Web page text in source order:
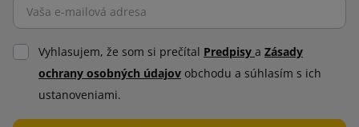
Vyhlasujem, že som si prečítal Predpisy a Zásady
ochrany osobných údajov obchodu a súhlasím s ich
ustanoveniami.